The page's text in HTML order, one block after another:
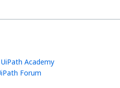
UiPath Academy
Forum